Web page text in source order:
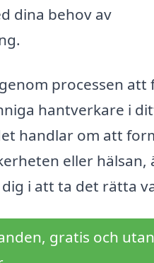
dina behov av
processen
hantverkare i
handlar om att
eller hälsan,
i att ta det rätta
gratis och utan